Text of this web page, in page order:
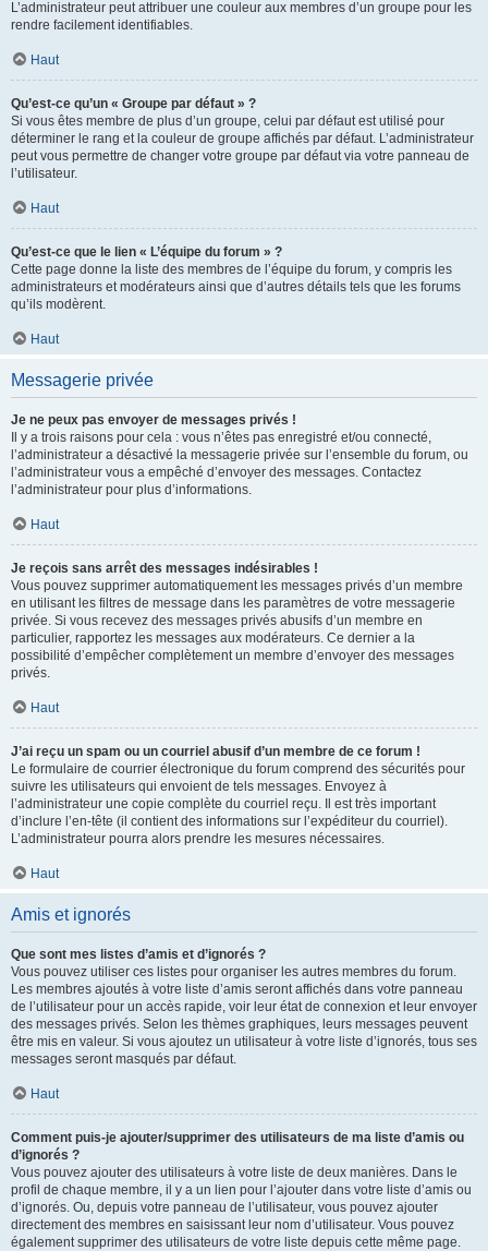
L’administrateur peut attribuer une couleur aux membres d’un groupe pour les
rendre facilement identifiables.
Haut
Qu’est-ce qu’un « Groupe par défaut » ?
Si vous êtes membre de plus d’un groupe, celui par défaut est utilisé pour
déterminer le rang et la couleur de groupe affichés par défaut. L’administrateur
peut vous permettre de changer votre groupe par défaut via votre panneau de
l’utilisateur.
Haut
Qu’est-ce que le lien « L’équipe du forum » ?
Cette page donne la liste des membres de l’équipe du forum, y compris les
administrateurs et modérateurs ainsi que d’autres détails tels que les forums
qu’ils modèrent.
Haut
Messagerie privée
Je ne peux pas envoyer de messages privés !
Il y a trois raisons pour cela : vous n’êtes pas enregistré et/ou connecté,
l’administrateur a désactivé la messagerie privée sur l’ensemble du forum, ou
l’administrateur vous a empêché d’envoyer des messages. Contactez
l’administrateur pour plus d’informations.
Haut
Je reçois sans arrêt des messages indésirables !
Vous pouvez supprimer automatiquement les messages privés d’un membre
en utilisant les filtres de message dans les paramètres de votre messagerie
privée. Si vous recevez des messages privés abusifs d’un membre en
particulier, rapportez les messages aux modérateurs. Ce dernier a la
possibilité d’empêcher complètement un membre d’envoyer des messages
privés.
Haut
J’ai reçu un spam ou un courriel abusif d’un membre de ce forum !
Le formulaire de courrier électronique du forum comprend des sécurités pour
suivre les utilisateurs qui envoient de tels messages. Envoyez à
l’administrateur une copie complète du courriel reçu. Il est très important
d’inclure l’en-tête (il contient des informations sur l’expéditeur du courriel).
L’administrateur pourra alors prendre les mesures nécessaires.
Haut
Amis et ignorés
Que sont mes listes d’amis et d’ignorés ?
Vous pouvez utiliser ces listes pour organiser les autres membres du forum.
Les membres ajoutés à votre liste d’amis seront affichés dans votre panneau
de l’utilisateur pour un accès rapide, voir leur état de connexion et leur envoyer
des messages privés. Selon les thèmes graphiques, leurs messages peuvent
être mis en valeur. Si vous ajoutez un utilisateur à votre liste d’ignorés, tous ses
messages seront masqués par défaut.
Haut
Comment puis-je ajouter/supprimer des utilisateurs de ma liste d’amis ou
d’ignorés ?
Vous pouvez ajouter des utilisateurs à votre liste de deux manières. Dans le
profil de chaque membre, il y a un lien pour l’ajouter dans votre liste d’amis ou
d’ignorés. Ou, depuis votre panneau de l’utilisateur, vous pouvez ajouter
directement des membres en saisissant leur nom d’utilisateur. Vous pouvez
également supprimer des utilisateurs de votre liste depuis cette même page.